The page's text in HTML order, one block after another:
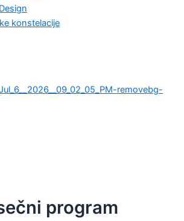
konstelacije
program